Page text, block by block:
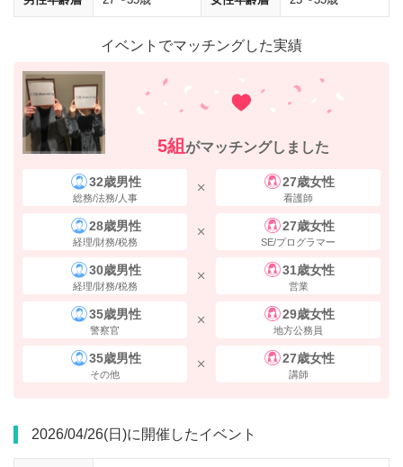
30mほど直進し、「18番出口」の標識に従い、 左に曲がって
イベントでマッチングした実績
5組 がマッチングしました
32歳男性
総務/法務/人事
27歳女性
看護師
28歳男性
経理/財務/税務
27歳女性
SE/プログラマー
30歳男性
経理/財務/税務
31歳女性
営業
35歳男性
警察官
29歳女性
地方公務員
35歳男性
その他
27歳女性
講師
2026/04/26(日)に開催したイベント